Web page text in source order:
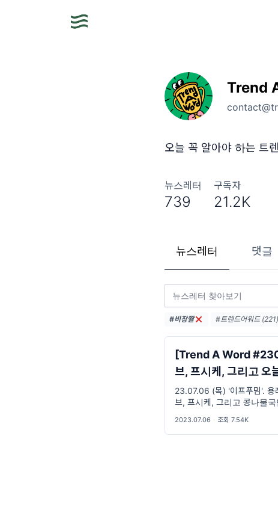
Trend
오늘 꼭 알아야 하는 트
뉴스레터
739
구독자
21.2K
뉴스레터 댓글
#비장짤 #트렌드어워드 (221)
#하
[Trend A Word
브, 프시케, 그리고 오
렌드어워드🏆
23.07.06 (목) '이프푸밈'. 용
브, 프시케, 그리고 콩나물
2023.07.06 · 조회 7.54K